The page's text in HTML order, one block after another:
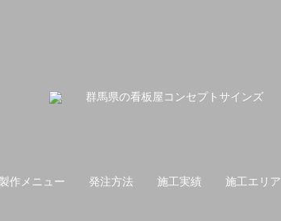
作メニュー 発注方法 施工実績 施工エリア